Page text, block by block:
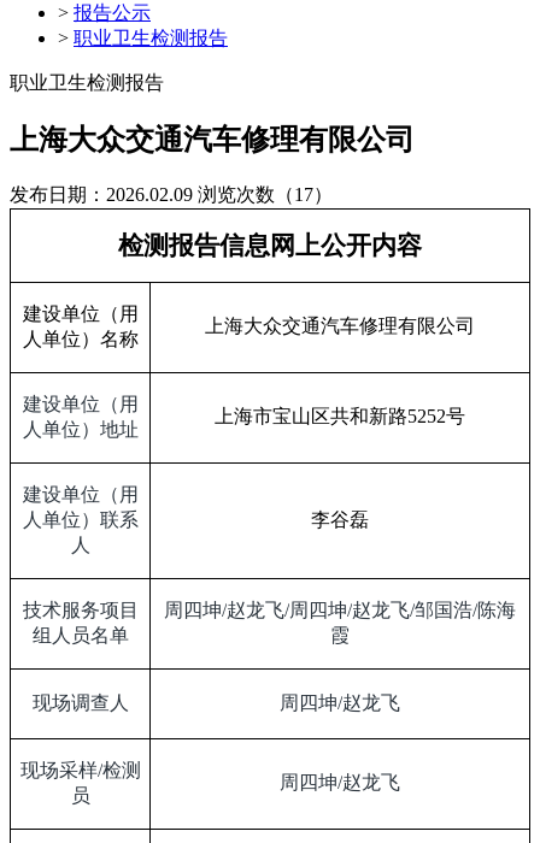
> 报告公示
> 职业卫生检测报告
职业卫生检测报告
上海大众交通汽车修理有限公司
发布日期：2026.02.09 浏览次数（17）
检测报告信息网上公开内容
建设单位（用
人单位）名称
上海大众交通汽车修理有限公司
建设单位（用
人单位）地址
上海市宝山区共和新路5252号
建设单位（用
人单位）联系
人
李谷磊
技术服务项目
组人员名单
周四坤/赵龙飞/周四坤/赵龙飞/邹国浩/陈海
霞
现场调查人 周四坤/赵龙飞
现场采样/检测
员
周四坤/赵龙飞